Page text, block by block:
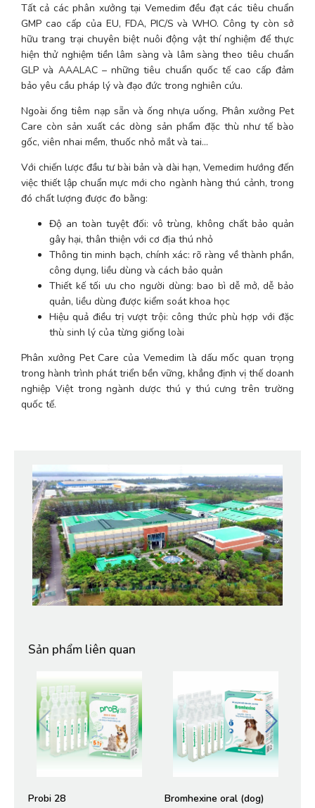
Tất cả các phân xưởng tại Vemedim đều đạt các tiêu chuẩn
GMP cao cấp của EU, FDA, PIC/S và WHO. Công ty còn sở
hữu trang trại chuyên biệt nuôi động vật thí nghiệm để thực
hiện thử nghiệm tiền lâm sàng và lâm sàng theo tiêu chuẩn
GLP và AAALAC – những tiêu chuẩn quốc tế cao cấp đảm
bảo yêu cầu pháp lý và đạo đức trong nghiên cứu.
Ngoài ống tiêm nạp sẵn và ống nhựa uống, Phân xưởng Pet
Care còn sản xuất các dòng sản phẩm đặc thù như tế bào
gốc, viên nhai mềm, thuốc nhỏ mắt và tai…
Với chiến lược đầu tư bài bản và dài hạn, Vemedim hướng đến
việc thiết lập chuẩn mực mới cho ngành hàng thú cảnh, trong
đó chất lượng được đo bằng:
Độ an toàn tuyệt đối: vô trùng, không chất bảo quản
gây hại, thân thiện với cơ địa thú nhỏ
Thông tin minh bạch, chính xác: rõ ràng về thành phần,
công dụng, liều dùng và cách bảo quản
Thiết kế tối ưu cho người dùng: bao bì dễ mở, dễ bảo
quản, liều dùng được kiểm soát khoa học
Hiệu quả điều trị vượt trội: công thức phù hợp với đặc
thù sinh lý của từng giống loài
Phân xưởng Pet Care của Vemedim là dấu mốc quan trọng
trong hành trình phát triển bền vững, khẳng định vị thế doanh
nghiệp Việt trong ngành dược thú y thú cưng trên trường
quốc tế.
Sản phẩm liên quan
Probi 28
Bromhexine oral (dog)